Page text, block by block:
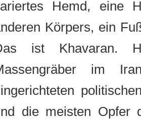
kariertes Hemd,
anderen Körpers, ein
Das ist
Massengräber im
hingerichteten
und die meisten